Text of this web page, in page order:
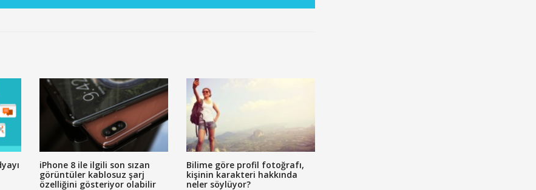
iPhone 8 ile ilgili son sızan
görüntüler kablosuz şarj
özelliğini gösteriyor olabilir
Bilime göre profil fotoğrafı,
kişinin karakteri hakkında
neler söylüyor?